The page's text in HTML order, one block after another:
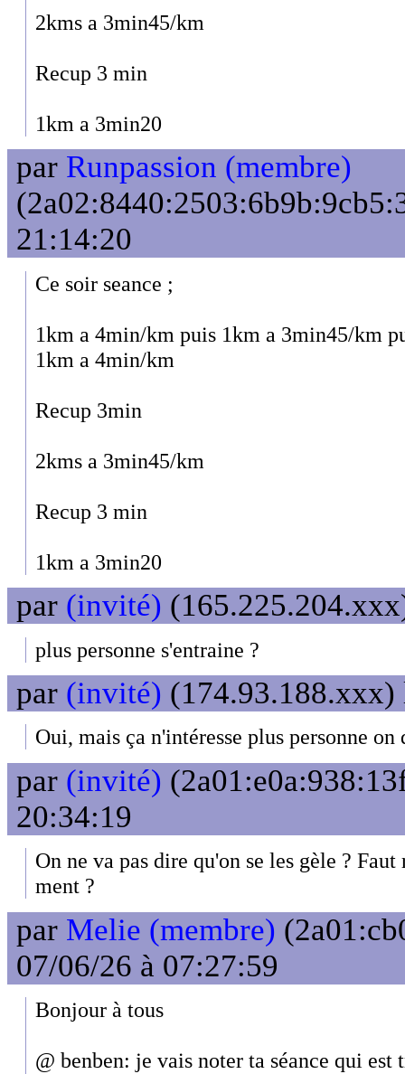
2kms a 3min45/km
Recup 3 min
1km a 3min20
par Runpassion (membre)
21:14:20
Ce soir seance ;
1km a 4min/km puis 1km a 3min45/km
1km a 4min/km
Recup 3min
2kms a 3min45/km
Recup 3 min
1km a 3min20
par (invité)
plus personne s'entraine ?
par (invité) (174.93.188.xxx)
Oui, mais ça n'intéresse plus personne
par (invité)
20:34:19
On ne va pas dire qu'on se les gèle ?
ment ?
par Melie (membre)
07/06/26 à 07:27:59
Bonjour à tous
@ benben: je vais noter ta séance qui